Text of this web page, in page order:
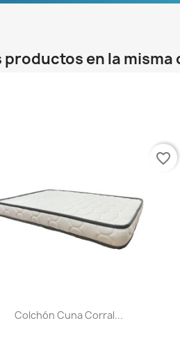
productos en la
Colchón Cuna Corral...
favorite_border